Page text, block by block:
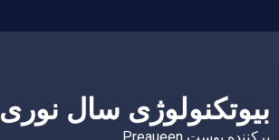
بیوتکنولوژی سال نوری